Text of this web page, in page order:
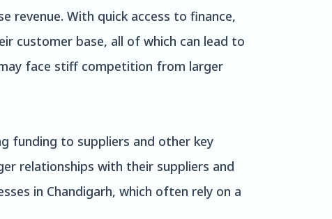
revenue. With quick access to finance,
customer base, all of which can lead to
face stiff competition from larger
funding to suppliers and other key
relationships with their suppliers and
in Chandigarh, which often rely on a